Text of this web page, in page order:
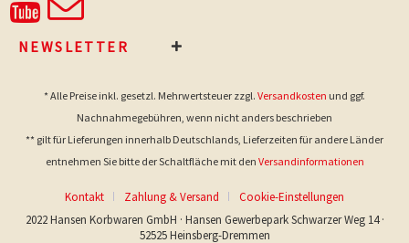
NEWSLETTER
* Alle Preise inkl. gesetzl. Mehrwertsteuer zzgl. Versandkosten und ggf.
Nachnahmegebühren, wenn nicht anders beschrieben
** gilt für Lieferungen innerhalb Deutschlands, Lieferzeiten für andere Länder
entnehmen Sie bitte der Schaltfläche mit den Versandinformationen
Kontakt Zahlung & Versand
Cookie-Einstellungen
2022 Hansen Korbwaren GmbH · Hansen Gewerbepark Schwarzer Weg 14 ·
52525 Heinsberg-Dremmen